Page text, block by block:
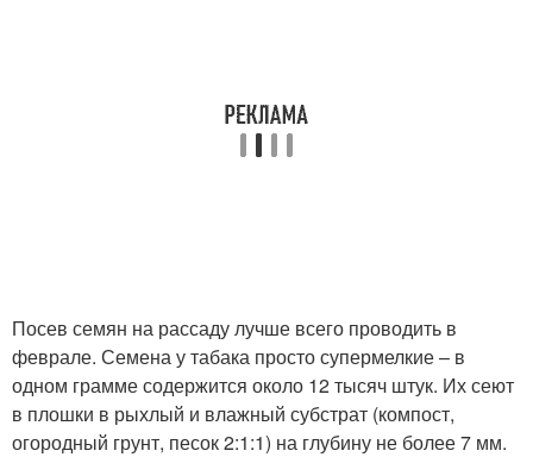
Посев семян на рассаду лучше всего проводить в
феврале. Семена у табака просто супермелкие – в
одном грамме содержится около 12 тысяч штук. Их сеют
в плошки в рыхлый и влажный субстрат (компост,
огородный грунт, песок 2:1:1) на глубину не более 7 мм.